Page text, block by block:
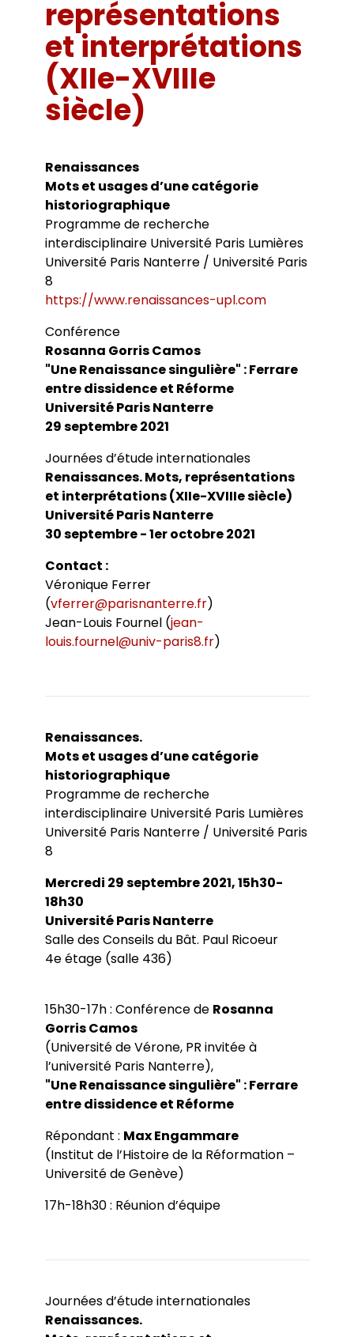
Agenda
Séminaires et conférences
Journées d’études
Colloques
Soutenances de doctorat
Soutenances HDR
Les Revues du LER
Revue Pandora
Cuadernos LIRICO
Cahiers ALHIM
RITA
Publications
Ouvrages
Dossiers et numéros de revues
Le LER sur Vimeo
représentations
et interprétations
(XIIe-XVIIIe
siècle)
Renaissances
Mots et usages d’une catégorie
historiographique
Programme de recherche
interdisciplinaire Université Paris Lumières
Université Paris Nanterre / Université Paris
8
https://www.renaissances-upl.com
Conférence
Rosanna Gorris Camos
"Une Renaissance singulière" : Ferrare
entre dissidence et Réforme
Université Paris Nanterre
29 septembre 2021
Journées d’étude internationales
Renaissances. Mots, représentations
et interprétations (XIIe-XVIIIe siècle)
Université Paris Nanterre
30 septembre - 1er octobre 2021
Contact :
Véronique Ferrer
(vferrer@parisnanterre.fr)
Jean-Louis Fournel (jean-
louis.fournel@univ-paris8.fr)
Renaissances.
Mots et usages d’une catégorie
historiographique
Programme de recherche
interdisciplinaire Université Paris Lumières
Université Paris Nanterre / Université Paris
8
Mercredi 29 septembre 2021, 15h30-
18h30
Université Paris Nanterre
Salle des Conseils du Bât. Paul Ricoeur
4e étage (salle 436)
15h30-17h : Conférence de Rosanna
Gorris Camos
(Université de Vérone, PR invitée à
l’université Paris Nanterre),
"Une Renaissance singulière" : Ferrare
entre dissidence et Réforme
Répondant : Max Engammare
(Institut de l’Histoire de la Réformation –
Université de Genève)
17h-18h30 : Réunion d’équipe
Journées d’étude internationales
Renaissances.